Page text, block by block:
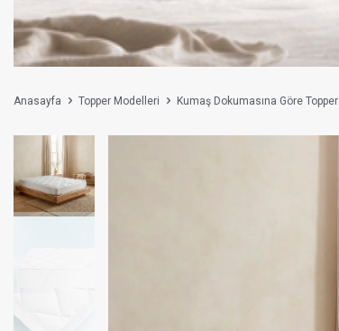
Anasayfa Topper Modelleri Kumaş Dokumasına Göre Topper